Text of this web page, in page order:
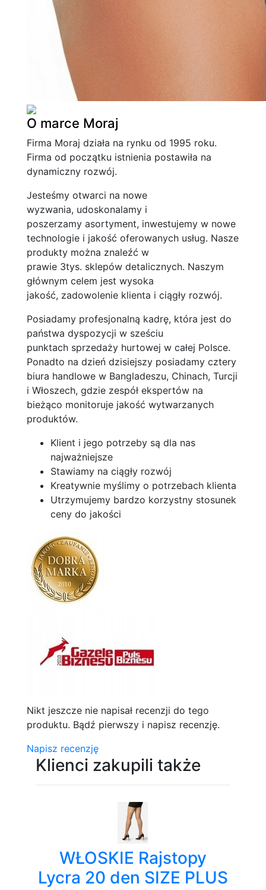
O marce Moraj
Firma Moraj działa na rynku od 1995 roku.
Firma od początku istnienia postawiła na
dynamiczny rozwój.
Jesteśmy otwarci na nowe
wyzwania, udoskonalamy i
poszerzamy asortyment, inwestujemy w nowe
technologie i jakość oferowanych usług. Nasze
produkty można znaleźć w
prawie 3tys. sklepów detalicznych. Naszym
głównym celem jest wysoka
jakość, zadowolenie klienta i ciągły rozwój.
Posiadamy profesjonalną kadrę, która jest do
państwa dyspozycji w sześciu
punktach sprzedaży hurtowej w całej Polsce.
Ponadto na dzień dzisiejszy posiadamy cztery
biura handlowe w Bangladeszu, Chinach, Turcji
i Włoszech, gdzie zespół ekspertów na
bieżąco monitoruje jakość wytwarzanych
produktów.
Klient i jego potrzeby są dla nas
najważniejsze
Stawiamy na ciągły rozwój
Kreatywnie myślimy o potrzebach klienta
Utrzymujemy bardzo korzystny stosunek
ceny do jakości
Nikt jeszcze nie napisał recenzji do tego
produktu. Bądź pierwszy i napisz recenzję.
Napisz recenzję
Klienci zakupili także
WŁOSKIE Rajstopy
Lycra 20 den SIZE PLUS